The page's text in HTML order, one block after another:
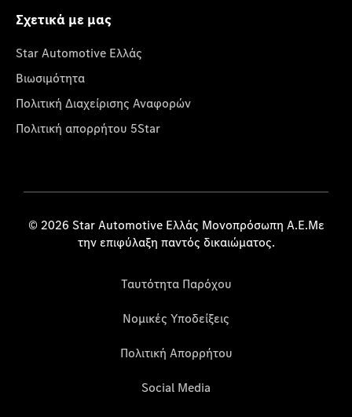
Σχετικά με μας
Star Automotive Ελλάς
Βιωσιμότητα
Πολιτική Διαχείρισης Αναφορών
Πολιτική απορρήτου 5Star
© 2026 Star Automotive Ελλάς Μονοπρόσωπη Α.Ε.Με
την επιφύλαξη παντός δικαιώματος.
Ταυτότητα Παρόχου
Νομικές Υποδείξεις
Πολιτική Απορρήτου
Social Media